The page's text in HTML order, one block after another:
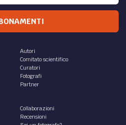
Autori
Comitato scientifico
Curatori
Fotografi
Partner
Collaborazioni
Recensioni